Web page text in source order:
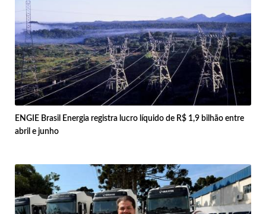
ENGIE Brasil Energia registra lucro líquido de R$ 1,9 bilhão entre
abril e junho